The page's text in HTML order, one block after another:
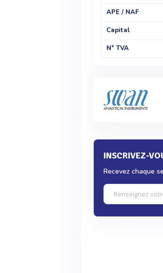
APE / NAF
Capital
N° TVA
INSCRIVEZ-
Recevez chaque